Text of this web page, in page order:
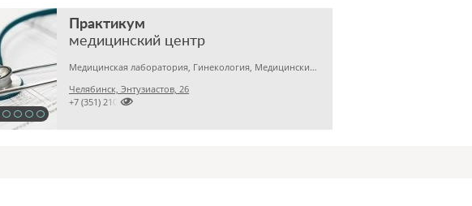
Практикум
медицинский центр
Медицинская лаборатория, Гинекология, Медицинский центр
Челябинск, Энтузиастов, 26

+7 (351) 2101526